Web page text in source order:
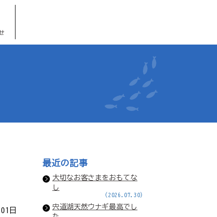
日
最近の記事
大切なお客さまをおもてな
し
(2026.07.30)
宍道湖天然ウナギ最高でし